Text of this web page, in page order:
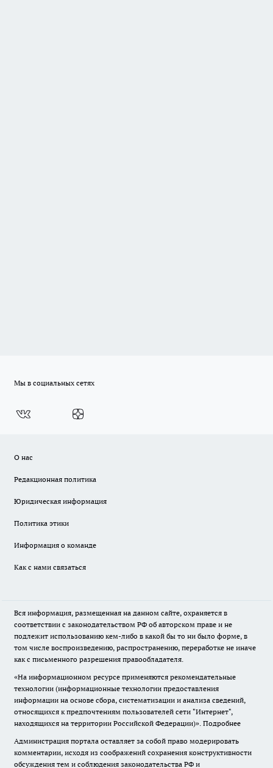
Мы в социальных сетях
О нас
Редакционная политика
Юридическая информация
Политика этики
Информация о команде
Как с нами связаться
Вся информация, размещенная на данном сайте, охраняется в
соответствии с законодательством РФ об авторском праве и не
подлежит использованию кем-либо в какой бы то ни было форме, в
том числе воспроизведению, распространению, переработке не иначе
как с письменного разрешения правообладателя.
«На информационном ресурсе применяются рекомендательные
технологии (информационные технологии предоставления
информации на основе сбора, систематизации и анализа сведений,
относящихся к предпочтениям пользователей сети "Интернет",
находящихся на территории Российской Федерации)». Подробнее
Администрация портала оставляет за собой право модерировать
комментарии, исходя из соображений сохранения конструктивности
обсуждения тем и соблюдения законодательства РФ и